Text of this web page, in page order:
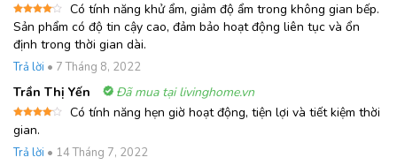
Được
xếp
hạng 4
5 sao
Có tính năng khử ẩm, giảm độ ẩm trong không gian bếp.
Sản phẩm có độ tin cậy cao, đảm bảo hoạt động liên tục và ổn
định trong thời gian dài.
Trả lời • 7 Tháng 8, 2022
Trần Thị Yến Đã mua tại livinghome.vn
Được
xếp
hạng 4
5 sao
Có tính năng hẹn giờ hoạt động, tiện lợi và tiết kiệm thời
gian.
Trả lời • 14 Tháng 7, 2022